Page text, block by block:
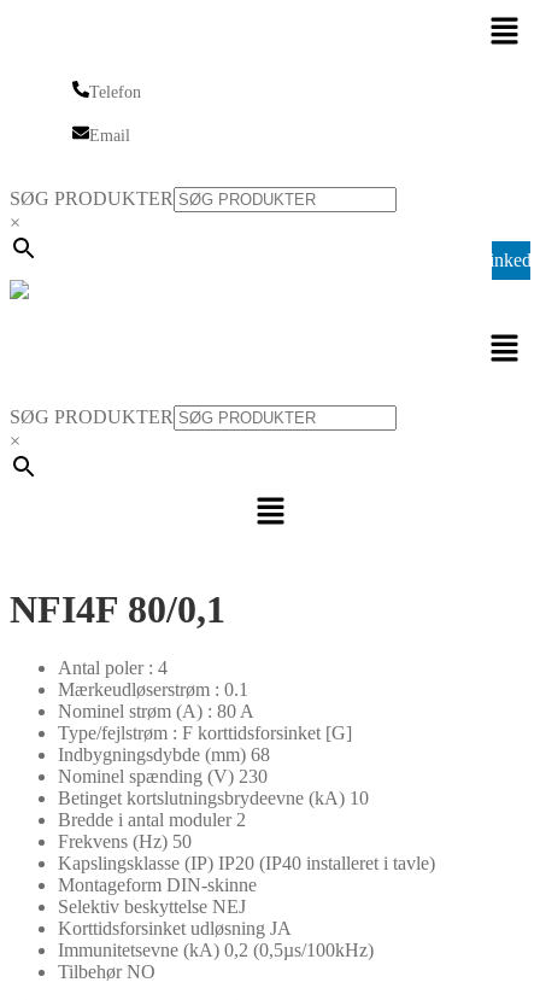
Menu
Telefon
Email
SØG PRODUKTER
×
Menu
SØG PRODUKTER
×
Menu
NFI4F 80/0,1
Antal poler : 4
Mærkeudløserstrøm : 0.1
Nominel strøm (A) : 80 A
Type/fejlstrøm : F korttidsforsinket [G]
Indbygningsdybde (mm) 68
Nominel spænding (V) 230
Betinget kortslutningsbrydeevne (kA) 10
Bredde i antal moduler 2
Frekvens (Hz) 50
Kapslingsklasse (IP) IP20 (IP40 installeret i tavle)
Montageform DIN-skinne
Selektiv beskyttelse NEJ
Korttidsforsinket udløsning JA
Immunitetsevne (kA) 0,2 (0,5µs/100kHz)
Tilbehør NO